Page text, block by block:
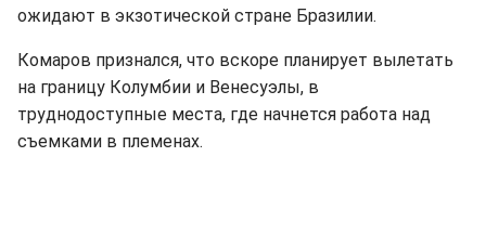
ожидают в экзотической стране Бразилии.
Комаров признался, что вскоре планирует вылетать
на границу Колумбии и Венесуэлы, в
труднодоступные места, где начнется работа над
съемками в племенах.